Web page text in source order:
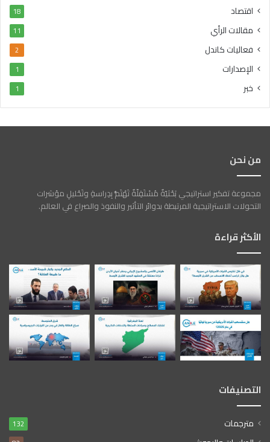
اقتصاد 18
مقالات الرأي 11
فعاليات كاندل 2
الإصدارات 1
خبر 1
من نحن
مجموعة تفكير استراتيجي بَحْثيّةٌ مُسْتَقِلّةٌ تَهْتَمُّ بِدِراسةِ وتَحْليلِ مؤشرات
التحولات الاستراتيجية المرتبطة بدوائر التأثير والنفوذ والصراع في العالم.
الأكثر قراءة
التصنيفات
مترجمات 132